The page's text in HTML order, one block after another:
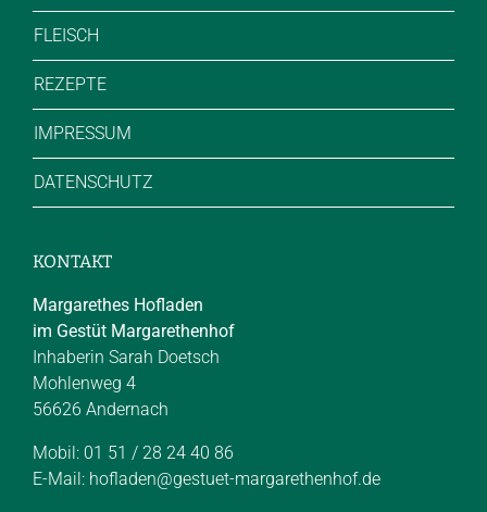
FLEISCH
REZEPTE
IMPRESSUM
DATENSCHUTZ
KONTAKT
Margarethes Hofladen
im Gestüt Margarethenhof
Inhaberin Sarah Doetsch
Mohlenweg 4
56626 Andernach
Mobil: 01 51 / 28 24 40 86
E-Mail: hofladen@gestuet-margarethenhof.de